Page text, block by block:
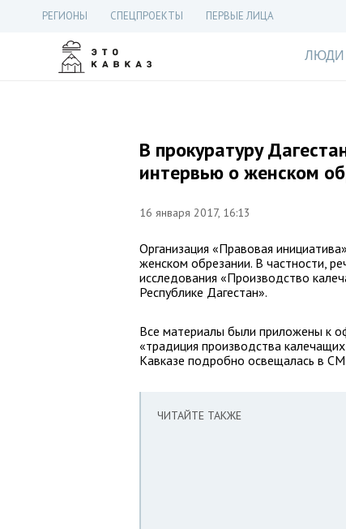
РЕГИОНЫ СПЕЦПРОЕКТЫ ПЕРВЫЕ ЛИЦА
ЛЮДИ
В прокуратуру
интервью о женском
16 января 2017, 16:13
Организация «Правовая
женском обрезании. В частности,
исследования «Производство
Республике Дагестан».
Все материалы были приложены к
«традиция производства
Кавказе подробно освещалась в
ЧИТАЙТЕ ТАКЖЕ